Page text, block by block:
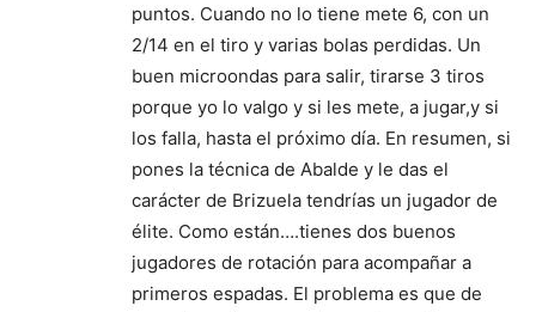
puntos. Cuando no lo tiene mete 6, con un
2/14 en el tiro y varias bolas perdidas. Un
buen microondas para salir, tirarse 3 tiros
porque yo lo valgo y si les mete, a jugar,y si
los falla, hasta el próximo día. En resumen, si
pones la técnica de Abalde y le das el
carácter de Brizuela tendrías un jugador de
élite. Como están….tienes dos buenos
jugadores de rotación para acompañar a
primeros espadas. El problema es que de